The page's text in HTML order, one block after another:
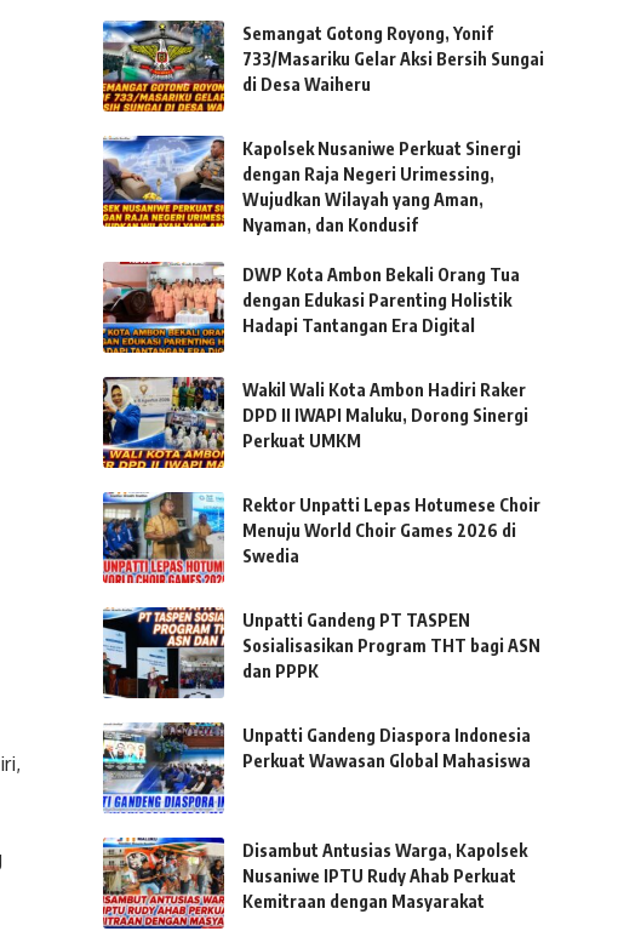
Semangat Gotong Royong, Yonif
733/Masariku Gelar Aksi Bersih Sungai
di Desa Waiheru
Kapolsek Nusaniwe Perkuat Sinergi
dengan Raja Negeri Urimessing,
Wujudkan Wilayah yang Aman,
Nyaman, dan Kondusif
DWP Kota Ambon Bekali Orang Tua
dengan Edukasi Parenting Holistik
Hadapi Tantangan Era Digital
Wakil Wali Kota Ambon Hadiri Raker
DPD II IWAPI Maluku, Dorong Sinergi
Perkuat UMKM
Rektor Unpatti Lepas Hotumese Choir
Menuju World Choir Games 2026 di
Swedia
Unpatti Gandeng PT TASPEN
Sosialisasikan Program THT bagi ASN
dan PPPK
Unpatti Gandeng Diaspora Indonesia
Perkuat Wawasan Global Mahasiswa
Disambut Antusias Warga, Kapolsek
Nusaniwe IPTU Rudy Ahab Perkuat
Kemitraan dengan Masyarakat